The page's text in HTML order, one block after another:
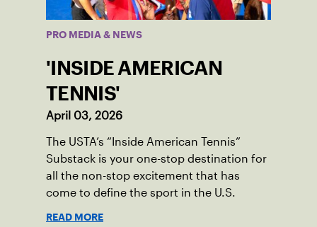
PRO MEDIA & NEWS
'INSIDE AMERICAN
TENNIS'
April 03, 2026
The USTA’s “Inside American Tennis”
Substack is your one-stop destination for
all the non-stop excitement that has
come to define the sport in the U.S.
READ MORE